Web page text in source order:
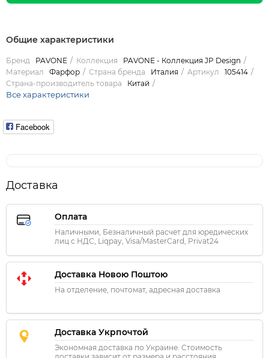
Общие характеристики
Бренд PAVONE Коллекция
PAVONE - Коллекция JP Design
Материал
Фарфор Страна бренда Италия Артикул
105414
Страна-производитель товара
Китай
Все характеристики
Facebook
Доставка
Оплата
Наличными, Безналичный расчет для юредических
лиц с НДС, Liqpay, Visa/MasterCard, Privat24
Доставка Новою Поштою
На отделение, почтомат, адресная доставка
Доставка Укрпочтой
Экономная доставка по Украине. Стоимость